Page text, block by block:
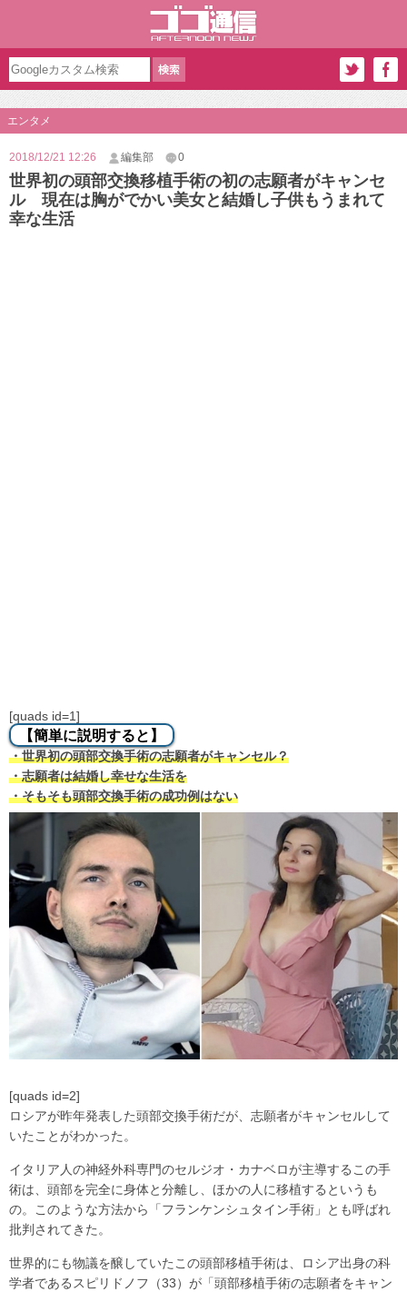
エンタメ
2018/12/21 12:26 編集部 0
世界初の頭部交換移植手術の初の志願者がキャンセ
ル 現在は胸がでかい美女と結婚し子供もうまれて
幸な生活
[quads id=1]
【簡単に説明すると】
・世界初の頭部交換手術の志願者がキャンセル？
・志願者は結婚し幸せな生活を
・そもそも頭部交換手術の成功例はない
[quads id=2]
ロシアが昨年発表した頭部交換手術だが、志願者がキャンセルして
いたことがわかった。
イタリア人の神経外科専門のセルジオ・カナベロが主導するこの手
術は、頭部を完全に身体と分離し、ほかの人に移植するというも
の。このような方法から「フランケンシュタイン手術」とも呼ばれ
批判されてきた。
世界的にも物議を醸していたこの頭部移植手術は、ロシア出身の科
学者であるスピリドノフ（33）が「頭部移植手術の志願者をキャン